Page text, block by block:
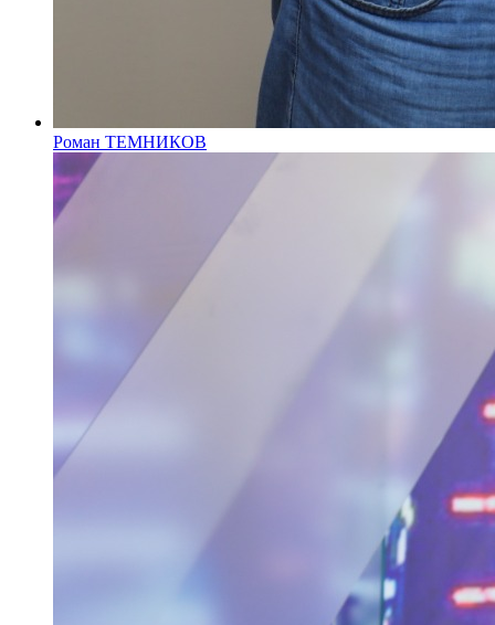
Роман ТЕМНИКОВ